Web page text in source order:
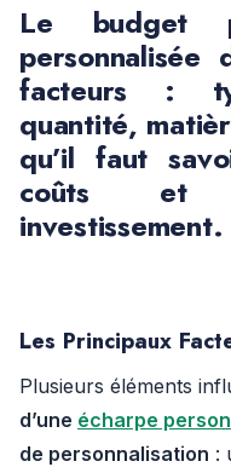
Le budget
personnalisée
facteurs :
quantité,
qu’il faut
coûts et
investissement.
Les Principaux
Plusieurs éléments
d’une écharpe
de personnalisation :